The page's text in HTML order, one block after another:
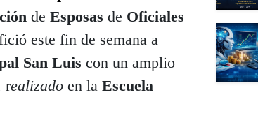
de Esposas de Oficiales
este fin de semana a
San Luis con un amplio
realizado en la Escuela